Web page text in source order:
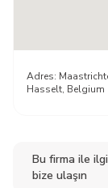
Bu firma ile
bize ulaşın
Adres:
Hasselt, Belgium